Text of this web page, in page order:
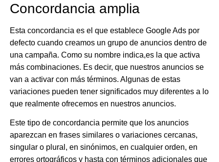
Concordancia amplia
Esta concordancia es el que establece Google Ads por
defecto cuando creamos un grupo de anuncios dentro de
una campaña. Como su nombre indica,es la que activa
más combinaciones. Es decir, que nuestros anuncios se
van a activar con más términos. Algunas de estas
variaciones pueden tener significados muy diferentes a lo
que realmente ofrecemos en nuestros anuncios.
Este tipo de concordancia permite que los anuncios
aparezcan en frases similares o variaciones cercanas,
singular o plural, en sinónimos, en cualquier orden, en
errores ortográficos y hasta con términos adicionales que